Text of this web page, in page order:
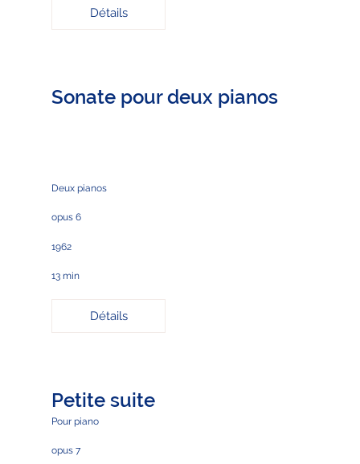
Détails
Sonate pour deux pianos
Deux pianos
opus 6
1962
13 min
Détails
Petite suite
Pour piano
opus 7